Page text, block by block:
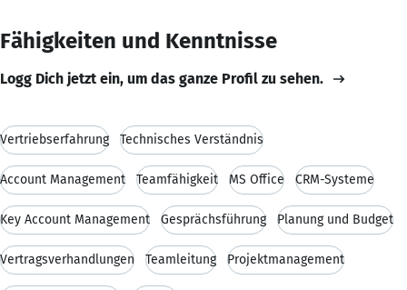
Fähigkeiten und Kenntnisse
Logg Dich jetzt ein, um das ganze Profil zu sehen.
Vertriebserfahrung Technisches Verständnis
Account Management Teamfähigkeit MS Office CRM-Systeme
Key Account Management Gesprächsführung Planung und Budget
Vertragsverhandlungen Teamleitung Projektmanagement